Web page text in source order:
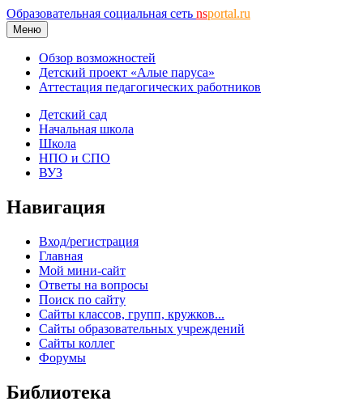
Образовательная социальная сеть nsportal.ru
Меню
Обзор возможностей
Детский проект «Алые паруса»
Аттестация педагогических работников
Детский сад
Начальная школа
Школа
НПО и СПО
ВУЗ
Навигация
Вход/регистрация
Главная
Мой мини-сайт
Ответы на вопросы
Поиск по сайту
Сайты классов, групп, кружков...
Сайты образовательных учреждений
Сайты коллег
Форумы
Библиотека